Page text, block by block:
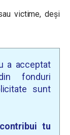
victime, deși
a acceptat
fonduri
sunt
tu